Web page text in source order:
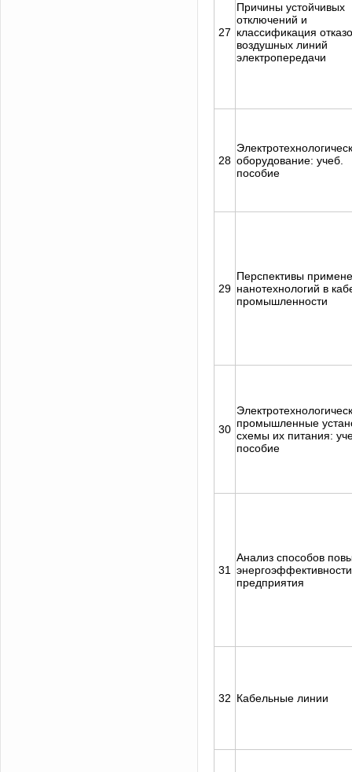
27
Причины устойчивых
отключений и
классификация
воздушных линий
электропередачи
28 оборудование: учеб.
пособие
29
Перспективы
нанотехнологий в
промышленности
30 промышленные
схемы их питания:
пособие
31
Анализ способов
энергоэффективности
предприятия
32 Кабельные линии